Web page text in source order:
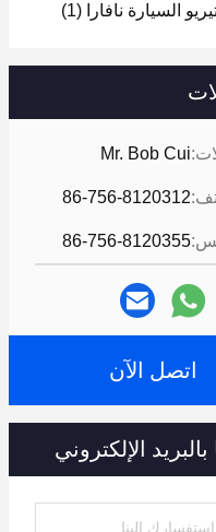
السيارة نافارا (1)
Mr. Bob Cui
86-756-8120312
86-756-8120355
اتصل الآن
الإلكتروني